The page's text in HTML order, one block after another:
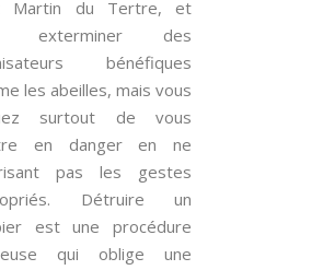
Martin du Tertre, et
exterminer des
bénéfiques
les abeilles, mais vous
surtout de vous
en danger en ne
pas les gestes
Détruire un
est une procédure
qui oblige une